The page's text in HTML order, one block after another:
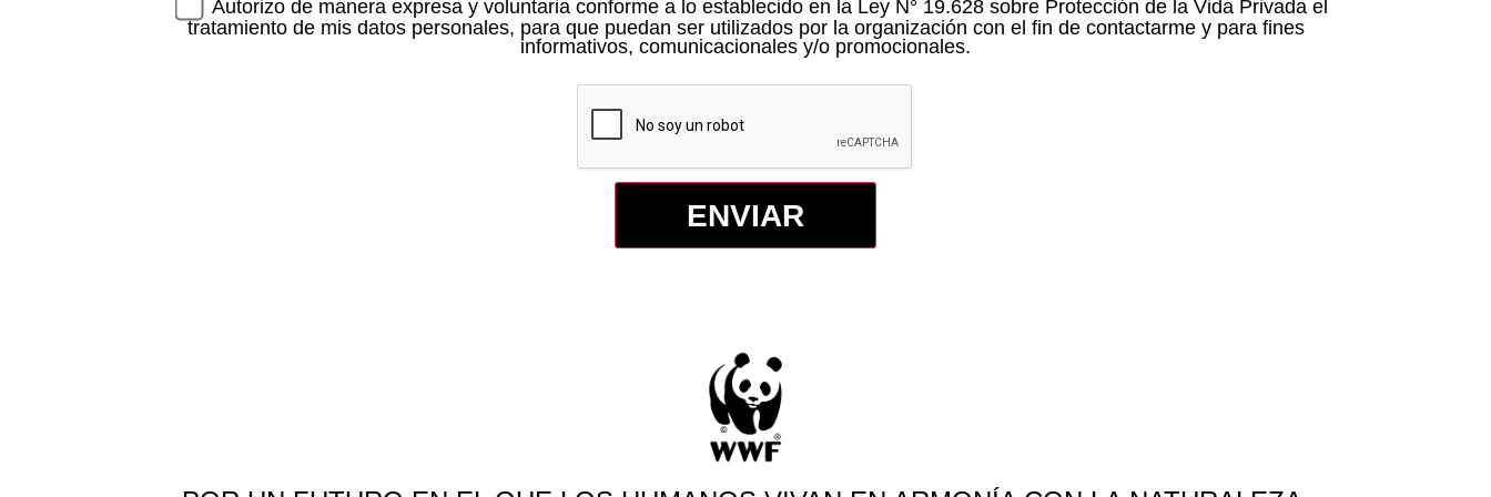
Autorizo de manera expresa y voluntaria conforme a lo establecido en la Ley N° 19.628 sobre Protección de la Vida Privada el
tratamiento de mis datos personales, para que puedan ser utilizados por la organización con el fin de contactarme y para fines
informativos, comunicacionales y/o promocionales.